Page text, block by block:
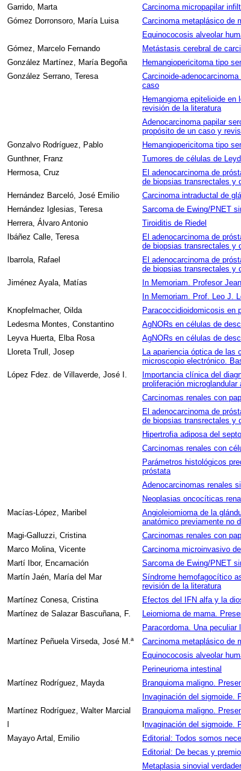
Garrido, Marta
Carcinoma micropapilar
Gómez Dorronsoro, María Luisa
Carcinoma metaplásico de
Equinococosis alveolar
Gómez, Marcelo Fernando
Metástasis cerebral de
González Martínez, María Begoña
Hemangiopericitoma tipo
González Serrano, Teresa
Carcinoide-
caso
Hemangioma epitelioide
revisión de la literatura
Adenocarcinoma papilar
propósito de un caso y
Gonzalvo Rodríguez, Pablo
Hemangiopericitoma tipo
Gunthner, Franz
Tumores de células de
Hermosa, Cruz
El adenocarcinoma de
de biopsias transrectales y
Hernández Barceló, José Emilio
Carcinoma intraductal de
Hernández Iglesias, Teresa
Sarcoma de Ewing/PNET
Herrera, Álvaro Antonio
Tiroiditis de Riedel
Ibáñez Calle, Teresa
El adenocarcinoma de
de biopsias transrectales y
Ibarrola, Rafael
El adenocarcinoma de
de biopsias transrectales y
Jiménez Ayala, Matías
In Memoriam. Profesor
In Memoriam. Prof. Leo J.
Knopfelmacher, Oilda
Paracoccidioidomicosis en
Ledesma Montes, Constantino
AgNORs en células de
Leyva Huerta, Elba Rosa
AgNORs en células de
Lloreta Trull, Josep
La apariencia óptica de
microscopio electrónico.
López Fdez. de Villaverde, José I.
Importancia clínica del
proliferación
Carcinomas renales con
El adenocarcinoma de
de biopsias transrectales y
Hipertrofia adiposa del
Carcinomas renales con
Parámetros histológicos
próstata
Adenocarcinomas renales
Neoplasias oncocíticas
Macías-López, Maribel
Angioleiomioma de la
anatómico previamente no
Magi-Galluzzi, Cristina
Carcinomas renales con
Marco Molina, Vicente
Carcinoma microinvasivo
Martí Ibor, Encarnación
Sarcoma de Ewing/PNET
Martín Jaén, María del Mar
Síndrome hemofagocítico
revisión de la literatura
Martínez Conesa, Cristina
Efectos del IFN alfa y la
Martínez de Salazar Bascuñana, F.
Leiomioma de mama.
Paracordoma. Una
Martínez Peñuela Virseda, José M.ª
Carcinoma metaplásico de
Equinococosis alveolar
Perineurioma intestinal
Martínez Rodríguez, Mayda
Branquioma maligno.
Invaginación del sigmoide.
Martínez Rodríguez, Walter Marcial
Branquioma maligno.
nvaginación del sigmoide.
Mayayo Artal, Emilio
Editorial: Todos somos
Editorial: De becas y
Metaplasia sinovial